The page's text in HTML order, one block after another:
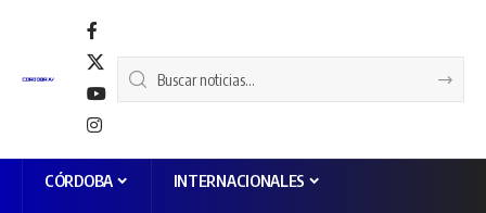
CÓRDOBA INTERNACIONALES